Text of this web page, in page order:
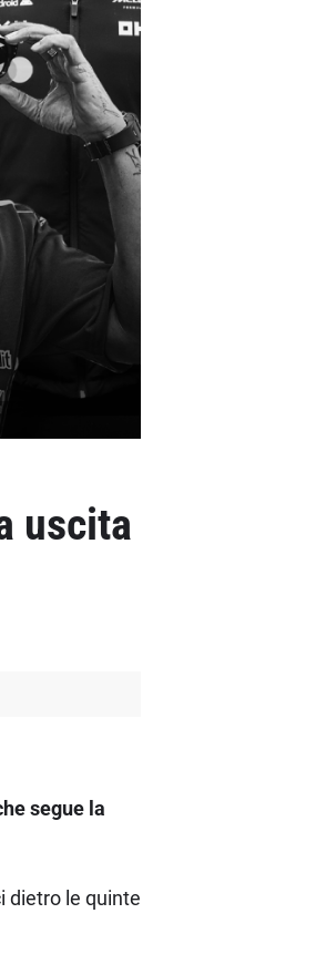
uscita
segue la
dietro le quinte